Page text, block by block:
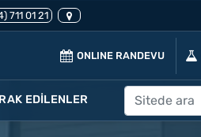
711 01 21
ONLINE RANDEVU
EDİLENLER